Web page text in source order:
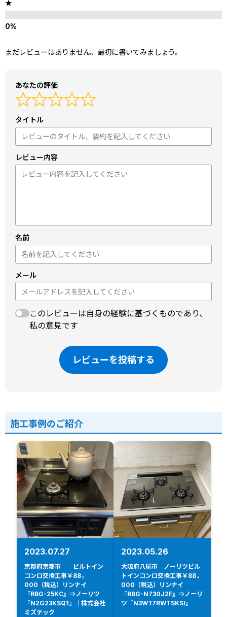
★
まだレビューはありません。最初に書いてみましょう。
あなたの評価
タイトル
レビュー内容
名前
メール
このレビューは自身の経験に基づくものであり、
私の意見です
レビューを投稿する
施工事例のご紹介
2023.07.27
京都府京都市 ビルトイン
コンロ交換工事￥88，
000（税込）リンナイ
『RBG-25KC』⇒ノーリツ
『N2G23KSQ1』｜株式会社
ミズテック
2023.05.26
大阪府八尾市 ノーリツビル
トインコンロ交換工事￥88，
000（税込）リンナイ
『RBG-N730J2F』⇒ノーリ
ツ『N3WT7RWTSKSI』